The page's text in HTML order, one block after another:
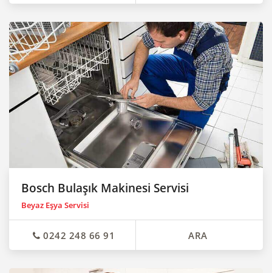
Bosch Bulaşık Makinesi Servisi
Beyaz Eşya Servisi
0242 248 66 91 ARA